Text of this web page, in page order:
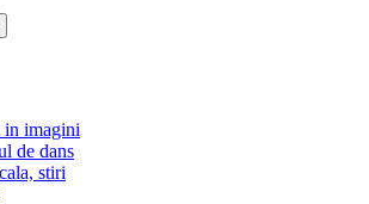
in imagini
de dans
stiri